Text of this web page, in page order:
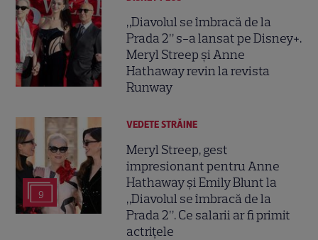
„Diavolul se îmbracă de la
Prada 2” s-a lansat pe Disney+.
Meryl Streep și Anne
Hathaway revin la revista
Runway
9
VEDETE STRĂINE
Meryl Streep, gest
impresionant pentru Anne
Hathaway și Emily Blunt la
„Diavolul se îmbracă de la
Prada 2”. Ce salarii ar fi primit
actrițele